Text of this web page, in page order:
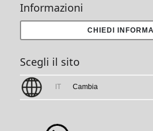
Informazioni
CHIEDI
Scegli il sito
IT Cambia